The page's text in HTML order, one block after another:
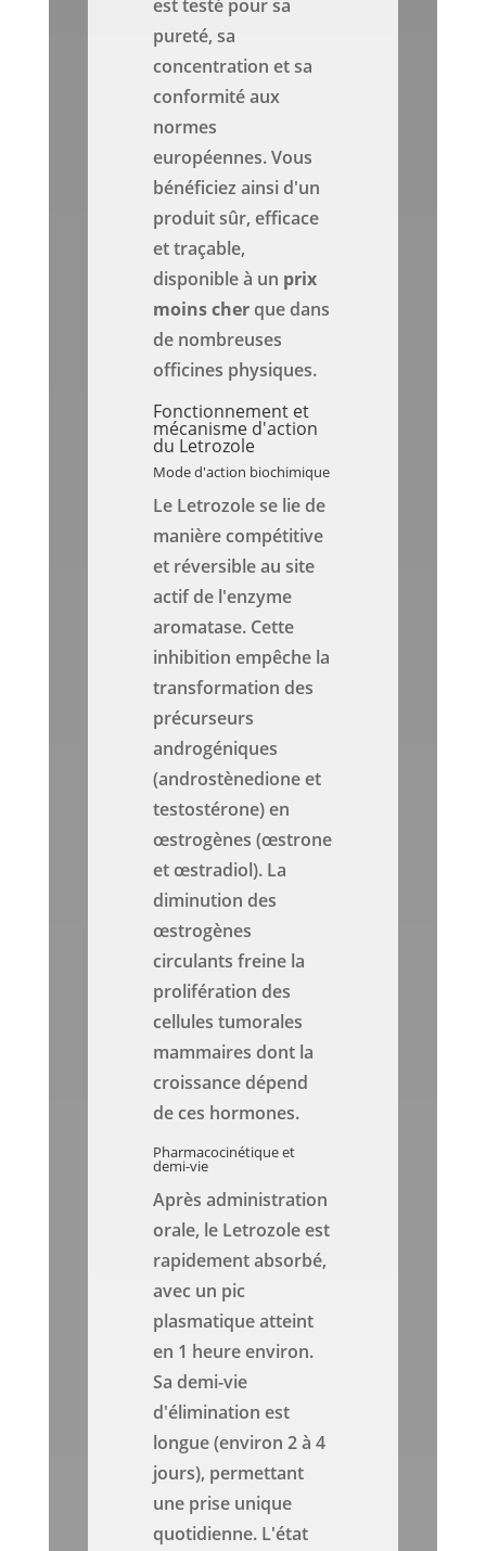
est testé pour sa
pureté, sa
concentration et sa
conformité aux
normes
européennes. Vous
bénéficiez ainsi d'un
produit sûr, efficace
et traçable,
disponible à un prix
moins cherque dans
de nombreuses
officines physiques.
Fonctionnement et
mécanisme d'action
du Letrozole
Mode d'action biochimique
Le Letrozole se lie de
manière compétitive
et réversible au site
actif de l'enzyme
aromatase. Cette
inhibition empêche la
transformation des
précurseurs
androgéniques
(androstènedione et
testostérone) en
œstrogènes (œstrone
et œstradiol). La
diminution des
œstrogènes
circulants freine la
prolifération des
cellules tumorales
mammaires dont la
croissance dépend
de ces hormones.
Pharmacocinétique et
demi-vie
Après administration
orale, le Letrozole est
rapidement absorbé,
avec un pic
plasmatique atteint
en 1 heure environ.
Sa demi-vie
d'élimination est
longue (environ 2 à 4
jours), permettant
une prise unique
quotidienne. L'état